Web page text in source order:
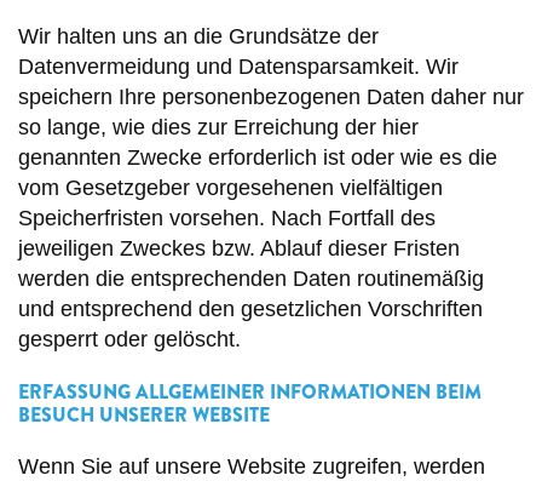
Wir halten uns an die Grundsätze der
Datenvermeidung und Datensparsamkeit. Wir
speichern Ihre personenbezogenen Daten daher nur
so lange, wie dies zur Erreichung der hier
genannten Zwecke erforderlich ist oder wie es die
vom Gesetzgeber vorgesehenen vielfältigen
Speicherfristen vorsehen. Nach Fortfall des
jeweiligen Zweckes bzw. Ablauf dieser Fristen
werden die entsprechenden Daten routinemäßig
und entsprechend den gesetzlichen Vorschriften
gesperrt oder gelöscht.
ERFASSUNG ALLGEMEINER INFORMATIONEN BEIM
BESUCH UNSERER WEBSITE
Wenn Sie auf unsere Website zugreifen, werden